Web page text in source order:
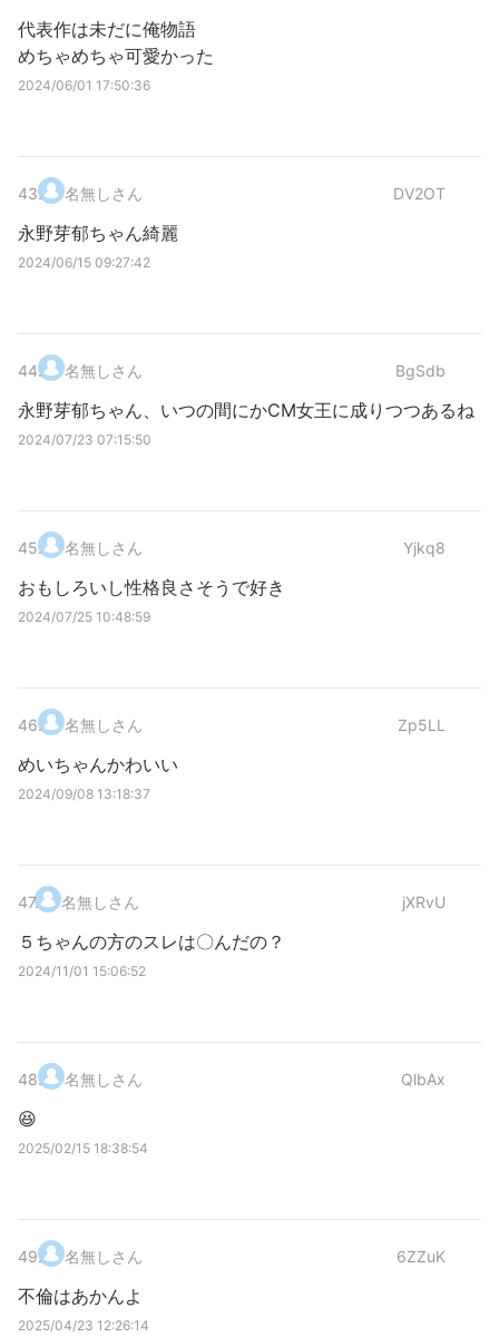
代表作は未だに俺物語
めちゃめちゃ可愛かった
2024/06/01 17:50:36
43. 名無しさん DV2OT
永野芽郁ちゃん綺麗
2024/06/15 09:27:42
44. 名無しさん BgSdb
永野芽郁ちゃん、いつの間にかCM女王に成りつつあるね
2024/07/23 07:15:50
45. 名無しさん Yjkq8
おもしろいし性格良さそうで好き
2024/07/25 10:48:59
46. 名無しさん Zp5LL
めいちゃんかわいい
2024/09/08 13:18:37
47. 名無しさん jXRvU
５ちゃんの方のスレは〇んだの？
2024/11/01 15:06:52
48. 名無しさん QlbAx
😆
2025/02/15 18:38:54
49. 名無しさん 6ZZuK
不倫はあかんよ
2025/04/23 12:26:14